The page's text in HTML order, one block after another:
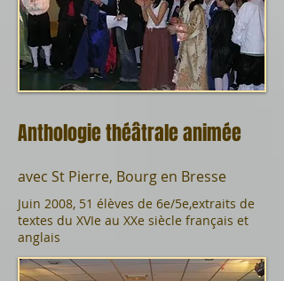
Anthologie théâtrale animée
avec St Pierre, Bourg en Bresse
Juin 2008, 51 élèves de 6e/5e,extraits de
textes du XVIe au XXe siècle français et
anglais